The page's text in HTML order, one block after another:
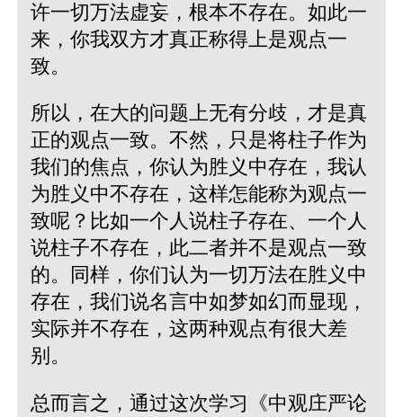
许一切万法虚妄，根本不存在。如此一
来，你我双方才真正称得上是观点一
致。
所以，在大的问题上无有分歧，才是真
正的观点一致。不然，只是将柱子作为
我们的焦点，你认为胜义中存在，我认
为胜义中不存在，这样怎能称为观点一
致呢？比如一个人说柱子存在、一个人
说柱子不存在，此二者并不是观点一致
的。同样，你们认为一切万法在胜义中
存在，我们说名言中如梦如幻而显现，
实际并不存在，这两种观点有很大差
别。
总而言之，通过这次学习《中观庄严论